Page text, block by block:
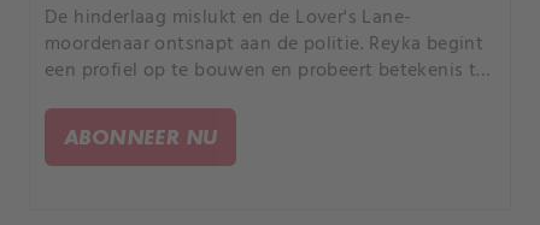
De hinderlaag mislukt en de Lover's Lane-
moordenaar ontsnapt aan de politie. Reyka begint
een profiel op te bouwen en probeert betekenis te
ABONNEER NU